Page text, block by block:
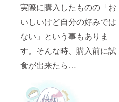
実際に購入したものの「お
いしいけど自分の好みでは
ない」という事もありま
す。そんな時、購入前に試
食が出来たら…